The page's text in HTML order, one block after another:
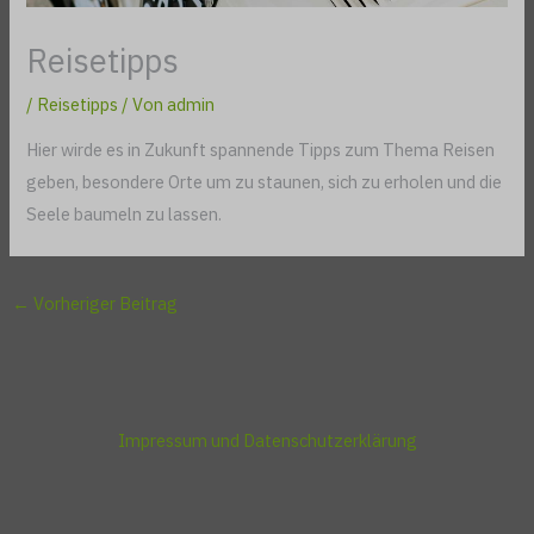
Reisetipps
/ Reisetipps / Vonadmin
Hier wirde es in Zukunft spannende Tipps zum Thema Reisen
geben, besondere Orte um zu staunen, sich zu erholen und die
Seele baumeln zu lassen.
← Vorheriger Beitrag
Impressum und Datenschutzerklärung